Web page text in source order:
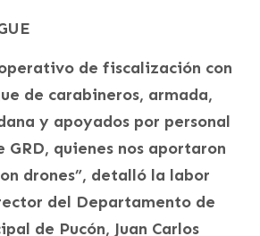
de fiscalización con
de carabineros, armada,
y apoyados por personal
GRD, quienes nos aportaron
drones”, detalló la labor
del Departamento de
de Pucón, Juan Carlos